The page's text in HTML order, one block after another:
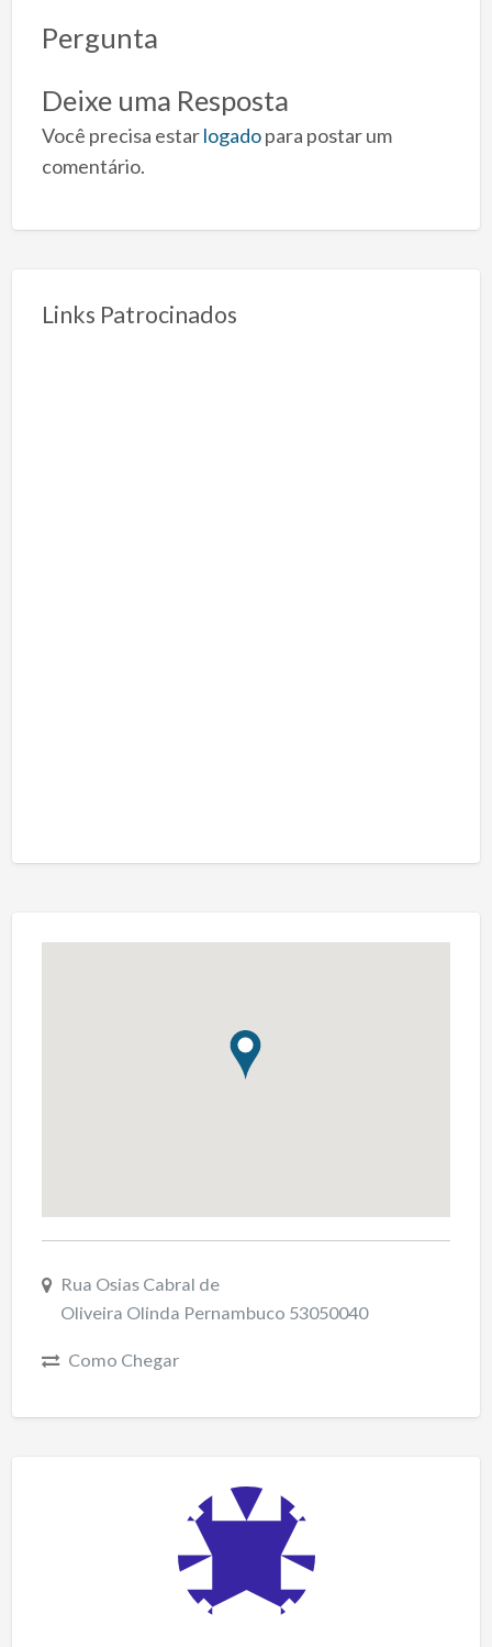
Pergunta
Deixe uma Resposta
Você precisa estarlogadopara postar um
comentário.
Links Patrocinados
Rua Osias Cabral de
Oliveira Olinda Pernambuco 53050040
Como Chegar